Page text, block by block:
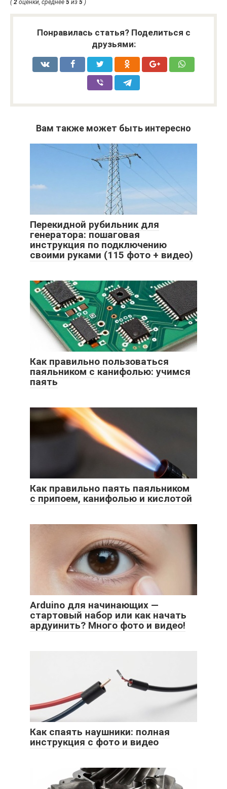
( 2 оценки, среднее 5 из 5 )
Понравилась статья? Поделиться с
друзьями:
Вам также может быть интересно
Перекидной рубильник для
генератора: пошаговая
инструкция по подключению
своими руками (115 фото + видео)
Как правильно пользоваться
паяльником с канифолью: учимся
паять
Как правильно паять паяльником
с припоем, канифолью и кислотой
Arduino для начинающих —
стартовый набор или как начать
ардуинить? Много фото и видео!
Как спаять наушники: полная
инструкция с фото и видео